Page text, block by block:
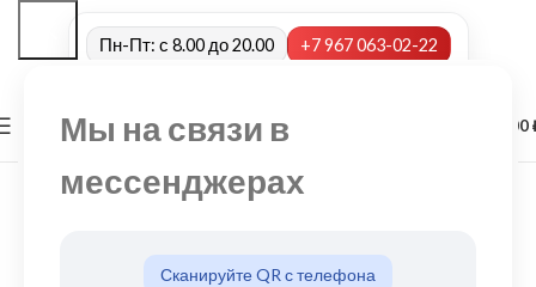
Мы на связи в
мессенджерах
Сканируйте QR с телефона
Пн-Пт: с 8.00 до 20.00 +7 967 063-02-22
МЕНЮ 0,00